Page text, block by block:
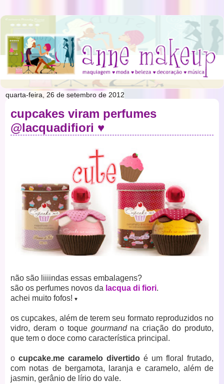
quarta-feira, 26 de setembro de 2012
cupcakes viram perfumes
@lacquadifiori ♥
não são liiiindas essas embalagens?
são os perfumes novos da lacqua di fiori.
achei muito fofos! ♥
os cupcakes, além de terem seu formato reproduzidos no
vidro, deram o toque gourmandna criação do produto,
que tem o doce como característica principal.
o cupcake.me caramelo divertido é um floral frutado,
com notas de bergamota, laranja e caramelo, além de
jasmin, gerânio de lírio do vale.